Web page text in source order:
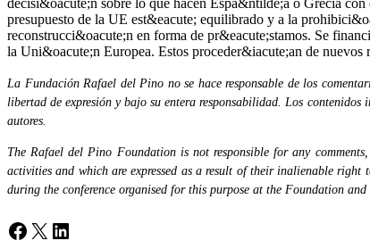
La Fundación Rafael del Pino no se hace responsable de los
libertad de expresión y bajo su entera responsabilidad. Los contenidos
autores.
The Rafael del Pino Foundation is not responsible for any
activities and which are expressed as a result of their inalienable right
during the conference organised for this purpose at the Foundation
Facebook
X LinkedIn